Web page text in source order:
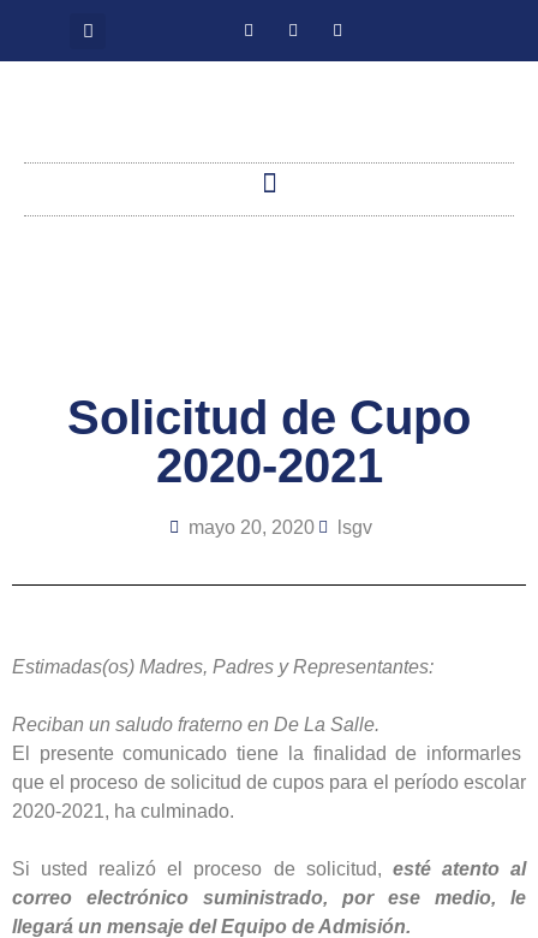
Solicitud de Cupo
2020-2021
mayo 20, 2020 lsgv
Estimadas(os) Madres, Padres y Representantes:
Reciban un saludo fraterno en De La Salle.
El presente comunicado tiene la finalidad de informarles
que el proceso de solicitud de cupos para el período escolar
2020-2021, ha culminado.
Si usted realizó el proceso de solicitud, esté atento al
correo electrónico suministrado, por ese medio, le
llegará un mensaje del Equipo de Admisión.